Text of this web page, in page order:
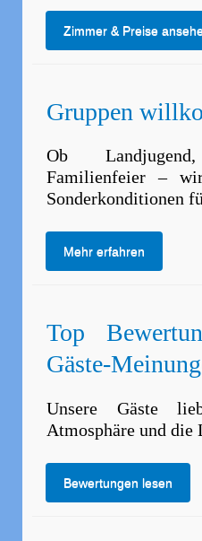
Zimmer & Preise
Gruppen
Ob
Familienfeier –
Sonderkonditionen
Mehr erfahren
Top
Gäste-
Unsere Gäste
Atmosphäre und die
Bewertungen lesen